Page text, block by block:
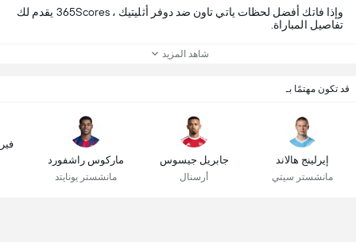
وإذا فاتك أفضل لحظات ياتي تاون ضد دوفر أثليتيك ، 365Scores يقدم لك
تفاصيل المباراة.
شاهد المزيد
قد تكون مهتمًا بـ
إيرلينج هالاند
مانشستر سيتي
جابريل جيسوس
أرسنال
ماركوس راشفورد
مانشستر يونايتد